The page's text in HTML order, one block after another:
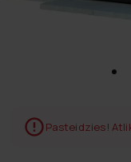
Pasteidzies!